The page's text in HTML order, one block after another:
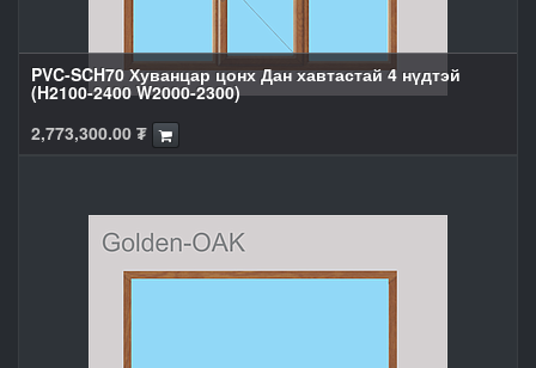
PVC-SCH70 Хуванцар цонх Дан хавтастай 4 нүдтэй
(H2100-2400 W2000-2300)
2,773,300.00 ₮